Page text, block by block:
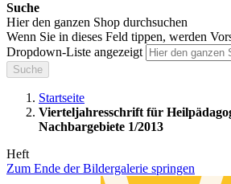
Suche
Hier den ganzen Shop durchsuchen
Wenn Sie in dieses Feld tippen, werden
Dropdown-Liste angezeigt
Suche
Startseite
Vierteljahresschrift für
Nachbargebiete 1/2013
Heft
Zum Ende der Bildergalerie springen